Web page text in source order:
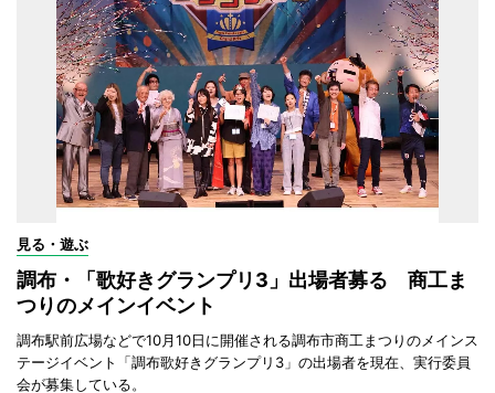
見る・遊ぶ
調布・「歌好きグランプリ3」出場者募る 商工ま
つりのメインイベント
調布駅前広場などで10月10日に開催される調布市商工まつりのメインス
テージイベント「調布歌好きグランプリ3」の出場者を現在、実行委員
会が募集している。